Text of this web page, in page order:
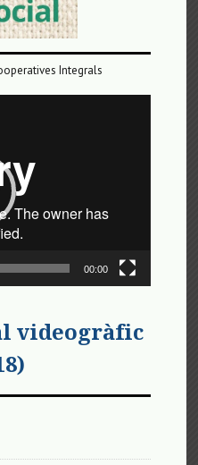
Integrals
00:00
videogràfic